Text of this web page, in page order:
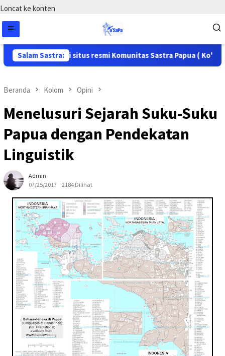
Loncat ke konten
Salam Sastra:
datang di situs resmi Komunitas Sastra Papua ( Ko'Sapa )
Beranda Kolom Opini
Menelusuri Sejarah Suku-Suku
Papua dengan Pendekatan
Linguistik
Admin
07/25/2017
2184 Dilihat